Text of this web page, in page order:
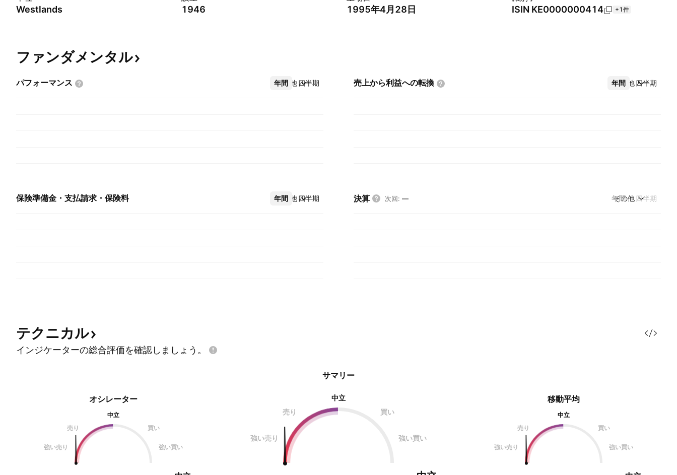
Westlands 1946 1995年4月28日 ISIN KE0000000414 +1件
ファンダメンタル
パフォーマンス 年間 四半期
その他 売上から利益への転換 年間 四半期
その他
保険準備金・支払請求・保険料 年間 四半期
その他 決算 次回: — 年間 四半期
その他
テクニカル
インジケーターの総合評価を確認しましょう。
オシレーター
中立
売り
買い
強い売り 強い買い
サマリー
中立
売り
買い
強い売り 強い買い
移動平均
中立
売り
買い
強い売り 強い買い